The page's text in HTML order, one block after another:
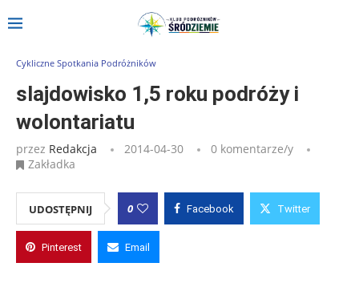
Strona główna slajdowisko 1,5 roku podróży i wolontariatu
Cykliczne Spotkania Podróżników
slajdowisko 1,5 roku podróży i
wolontariatu
przez Redakcja 2014-04-30
0 komentarze/y
Zakładka
UDOSTĘPNIJ 0 Facebook Twitter
Pinterest Email